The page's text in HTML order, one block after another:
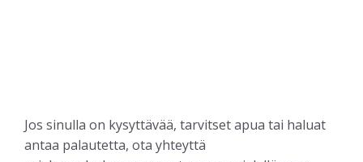
Jos sinulla on kysyttävää, tarvitset apua tai haluat
antaa palautetta, ota yhteyttä